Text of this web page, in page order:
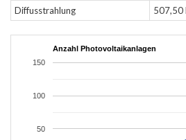
Diffusstrahlung
507,50
Anzahl Photovoltaikanlagen
50
100
150